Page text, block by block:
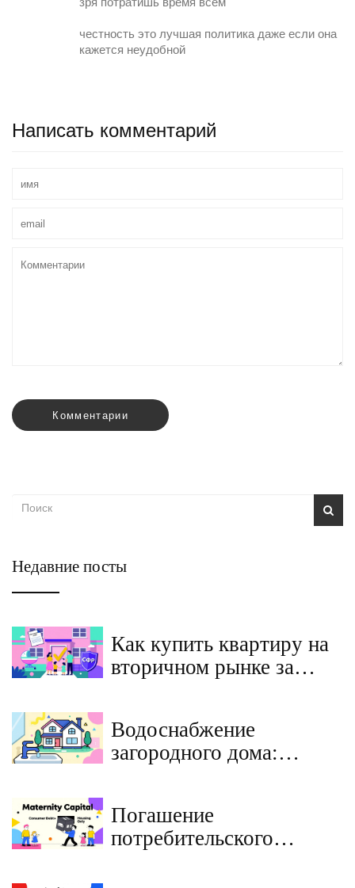
зря потратишь время всем
честность это лучшая политика даже если она
кажется неудобной
Написать комментарий
Комментарии
Недавние посты
Как купить квартиру на
вторичном рынке за
инструкция и важные
изменения
Водоснабжение
загородного дома:
выбрать?
Погашение
потребительского